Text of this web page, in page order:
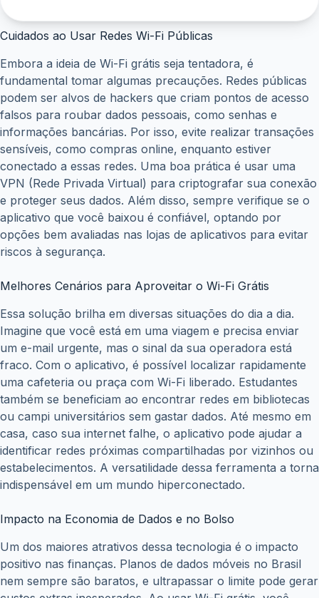
Cuidados ao Usar Redes Wi-Fi Públicas
Embora a ideia de Wi-Fi grátis seja tentadora, é
fundamental tomar algumas precauções. Redes públicas
podem ser alvos de hackers que criam pontos de acesso
falsos para roubar dados pessoais, como senhas e
informações bancárias. Por isso, evite realizar transações
sensíveis, como compras online, enquanto estiver
conectado a essas redes. Uma boa prática é usar uma
VPN (Rede Privada Virtual) para criptografar sua conexão
e proteger seus dados. Além disso, sempre verifique se o
aplicativo que você baixou é confiável, optando por
opções bem avaliadas nas lojas de aplicativos para evitar
riscos à segurança.
Melhores Cenários para Aproveitar o Wi-Fi Grátis
Essa solução brilha em diversas situações do dia a dia.
Imagine que você está em uma viagem e precisa enviar
um e-mail urgente, mas o sinal da sua operadora está
fraco. Com o aplicativo, é possível localizar rapidamente
uma cafeteria ou praça com Wi-Fi liberado. Estudantes
também se beneficiam ao encontrar redes em bibliotecas
ou campi universitários sem gastar dados. Até mesmo em
casa, caso sua internet falhe, o aplicativo pode ajudar a
identificar redes próximas compartilhadas por vizinhos ou
estabelecimentos. A versatilidade dessa ferramenta a torna
indispensável em um mundo hiperconectado.
Impacto na Economia de Dados e no Bolso
Um dos maiores atrativos dessa tecnologia é o impacto
positivo nas finanças. Planos de dados móveis no Brasil
nem sempre são baratos, e ultrapassar o limite pode gerar